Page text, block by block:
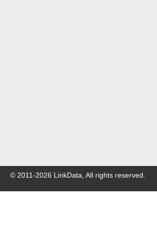
© 2011-2026 LinkData, All rights reserved.